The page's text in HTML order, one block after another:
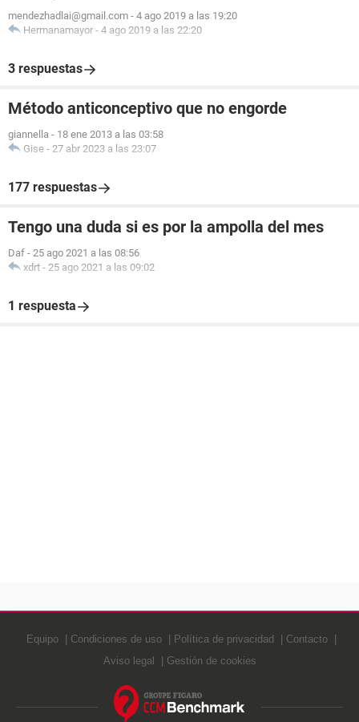
mendezhadlai@gmail.com - 4 ago 2019 a las 19:20
Hermanamayor - 4 ago 2019 a las 22:20
3 respuestas
Método anticonceptivo que no engorde
giannella - 18 ene 2013 a las 03:58
Gise - 27 abr 2023 a las 23:07
177 respuestas
Tengo una duda si es por la ampolla del mes
Daf - 25 ago 2021 a las 08:56
xdrt - 25 ago 2021 a las 09:02
1 respuesta
Equipo Condiciones de uso Política de privacidad
Contacto
Aviso legal
Gestión de cookies